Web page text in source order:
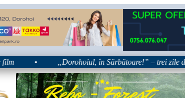
„Dorohoiul, în Sărbătoare!” – trei zile